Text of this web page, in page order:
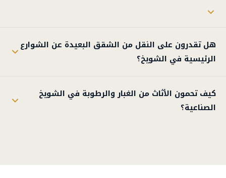
هل تقدرون على النقل من الشقق البعيدة عن الشوارع
الرئيسية في الشويخ؟
كيف تحمون الأثاث من الغبار والرطوبة في الشويخ
الصناعية؟